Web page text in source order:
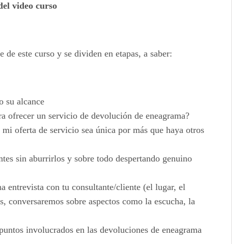
video curso
este curso y se dividen en etapas, a saber:
su alcance
ofrecer un servicio de devolución de eneagrama?
oferta de servicio sea única por más que haya otros
sin aburrirlos y sobre todo despertando genuino
entrevista con tu consultante/cliente (el lugar, el
sobre aspectos como la escucha, la
involucrados en las devoluciones de eneagrama